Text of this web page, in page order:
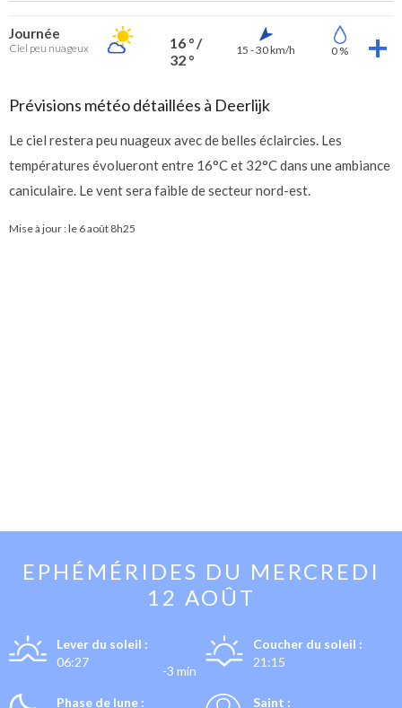
Journée
Ciel peu nuageux
16 ° /
32 °
15 - 30 km/h 0 %
Prévisions météo détaillées à Deerlijk
Le ciel restera peu nuageux avec de belles éclaircies. Les
températures évolueront entre 16°C et 32°C dans une ambiance
caniculaire. Le vent sera faible de secteur nord-est.
Mise à jour : le 6 août 8h25
EPHÉMÉRIDES DU MERCREDI
12 AOÛT
Lever du soleil :
06:27
-3 min
Coucher du soleil :
21:15
Phase de lune :
Saint :